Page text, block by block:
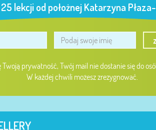
lekcji od położnej Katarzyna
Twoją prywatność, Twój mail nie dostanie się do
W każdej chwili możesz zrezygnować.